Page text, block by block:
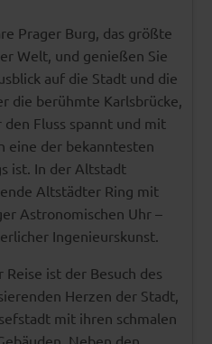
Prager Burg, das größte
Welt, und genießen Sie
auf die Stadt und die
die berühmte Karlsbrücke,
Fluss spannt und mit
eine der bekanntesten
ist. In der Altstadt
Altstädter Ring mit
Astronomischen Uhr –
Ingenieurskunst.
ist der Besuch des
Herzen der Stadt,
mit ihren schmalen